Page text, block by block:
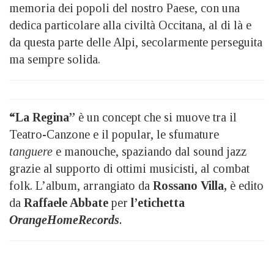
memoria dei popoli del nostro Paese, con una
dedica particolare alla civiltà Occitana, al di là e
da questa parte delle Alpi, secolarmente perseguita
ma sempre solida.
“La Regina” è un concept che si muove tra il
Teatro-Canzone e il popular, le sfumature
tanguere e manouche, spaziando dal sound jazz
grazie al supporto di ottimi musicisti, al combat
folk. L’album, arrangiato da Rossano Villa, è edito
da Raffaele Abbate per l’etichetta
OrangeHomeRecords.